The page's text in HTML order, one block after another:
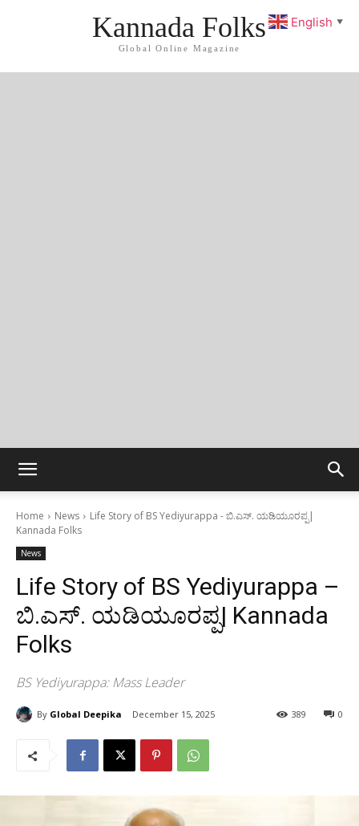
Kannada Folks
Global Online Magazine
Home News
Life Story of BS Yediyurappa - ಬಿ.ಎಸ್. ಯಡಿಯೂರಪ್ಪ|
Kannada Folks
News
Life Story of BS Yediyurappa –
ಬಿ.ಎಸ್. ಯಡಿಯೂರಪ್ಪ| Kannada
Folks
BS Yediyurappa: Mass Leader
By Global Deepika December 15, 2025 0
389
English ▼